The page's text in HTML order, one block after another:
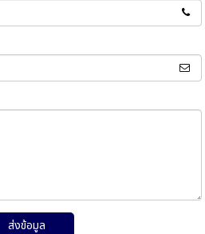
ส่งข้อมูล